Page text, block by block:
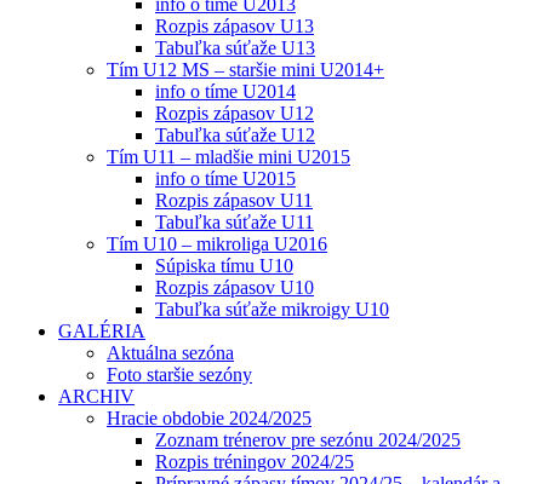
Rozpis zápasov U13
Tabuľka súťaže U13
Tím U12 MS – staršie mini U2014+
info o tíme U2014
Rozpis zápasov U12
Tabuľka súťaže U12
Tím U11 – mladšie mini U2015
info o tíme U2015
Rozpis zápasov U11
Tabuľka súťaže U11
Tím U10 – mikroliga U2016
Súpiska tímu U10
Rozpis zápasov U10
Tabuľka súťaže mikroigy U10
GALÉRIA
Aktuálna sezóna
Foto staršie sezóny
ARCHIV
Hracie obdobie 2024/2025
Zoznam trénerov pre sezónu 2024/2025
Rozpis tréningov 2024/25